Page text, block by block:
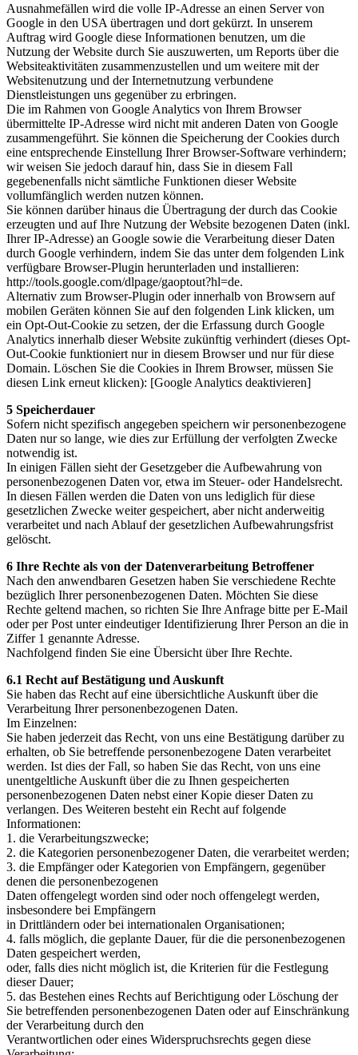
Ausnahmefällen wird die volle IP-Adresse an einen Server von
Google in den USA übertragen und dort gekürzt. In unserem
Auftrag wird Google diese Informationen benutzen, um die
Nutzung der Website durch Sie auszuwerten, um Reports über die
Websiteaktivitäten zusammenzustellen und um weitere mit der
Websitenutzung und der Internetnutzung verbundene
Dienstleistungen uns gegenüber zu erbringen.
Die im Rahmen von Google Analytics von Ihrem Browser
übermittelte IP-Adresse wird nicht mit anderen Daten von Google
zusammengeführt. Sie können die Speicherung der Cookies durch
eine entsprechende Einstellung Ihrer Browser-Software verhindern;
wir weisen Sie jedoch darauf hin, dass Sie in diesem Fall
gegebenenfalls nicht sämtliche Funktionen dieser Website
vollumfänglich werden nutzen können.
Sie können darüber hinaus die Übertragung der durch das Cookie
erzeugten und auf Ihre Nutzung der Website bezogenen Daten (inkl.
Ihrer IP-Adresse) an Google sowie die Verarbeitung dieser Daten
durch Google verhindern, indem Sie das unter dem folgenden Link
verfügbare Browser-Plugin herunterladen und installieren:
http://tools.google.com/dlpage/gaoptout?hl=de.
Alternativ zum Browser-Plugin oder innerhalb von Browsern auf
mobilen Geräten können Sie auf den folgenden Link klicken, um
ein Opt-Out-Cookie zu setzen, der die Erfassung durch Google
Analytics innerhalb dieser Website zukünftig verhindert (dieses Opt-
Out-Cookie funktioniert nur in diesem Browser und nur für diese
Domain. Löschen Sie die Cookies in Ihrem Browser, müssen Sie
diesen Link erneut klicken): [Google Analytics deaktivieren]
5 Speicherdauer
Sofern nicht spezifisch angegeben speichern wir personenbezogene
Daten nur so lange, wie dies zur Erfüllung der verfolgten Zwecke
notwendig ist.
In einigen Fällen sieht der Gesetzgeber die Aufbewahrung von
personenbezogenen Daten vor, etwa im Steuer- oder Handelsrecht.
In diesen Fällen werden die Daten von uns lediglich für diese
gesetzlichen Zwecke weiter gespeichert, aber nicht anderweitig
verarbeitet und nach Ablauf der gesetzlichen Aufbewahrungsfrist
gelöscht.
6 Ihre Rechte als von der Datenverarbeitung Betroffener
Nach den anwendbaren Gesetzen haben Sie verschiedene Rechte
bezüglich Ihrer personenbezogenen Daten. Möchten Sie diese
Rechte geltend machen, so richten Sie Ihre Anfrage bitte per E-Mail
oder per Post unter eindeutiger Identifizierung Ihrer Person an die in
Ziffer 1 genannte Adresse.
Nachfolgend finden Sie eine Übersicht über Ihre Rechte.
6.1 Recht auf Bestätigung und Auskunft
Sie haben das Recht auf eine übersichtliche Auskunft über die
Verarbeitung Ihrer personenbezogenen Daten.
Im Einzelnen:
Sie haben jederzeit das Recht, von uns eine Bestätigung darüber zu
erhalten, ob Sie betreffende personenbezogene Daten verarbeitet
werden. Ist dies der Fall, so haben Sie das Recht, von uns eine
unentgeltliche Auskunft über die zu Ihnen gespeicherten
personenbezogenen Daten nebst einer Kopie dieser Daten zu
verlangen. Des Weiteren besteht ein Recht auf folgende
Informationen:
1. die Verarbeitungszwecke;
2. die Kategorien personenbezogener Daten, die verarbeitet werden;
3. die Empfänger oder Kategorien von Empfängern, gegenüber
denen die personenbezogenen
Daten offengelegt worden sind oder noch offengelegt werden,
insbesondere bei Empfängern
in Drittländern oder bei internationalen Organisationen;
4. falls möglich, die geplante Dauer, für die die personenbezogenen
Daten gespeichert werden,
oder, falls dies nicht möglich ist, die Kriterien für die Festlegung
dieser Dauer;
5. das Bestehen eines Rechts auf Berichtigung oder Löschung der
Sie betreffenden personenbezogenen Daten oder auf Einschränkung
der Verarbeitung durch den
Verantwortlichen oder eines Widerspruchsrechts gegen diese